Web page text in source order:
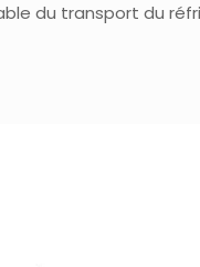
du transport du